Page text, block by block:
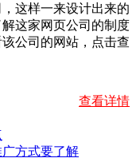
这样一来设计出来的
这家网页公司的制度
公司的网站，点击查
查看详情
方式要了解